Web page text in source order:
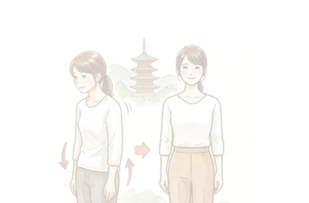
イーケア整骨院グループの通院目安を紹介
口コミから見る整骨院骨盤矯正の回数と成
猫背改善やダイエットにも整骨院の骨盤矯正
整骨院骨盤矯正は猫背改善にも効果が期待
ダイエットサポートに整骨院の骨盤矯正活
用